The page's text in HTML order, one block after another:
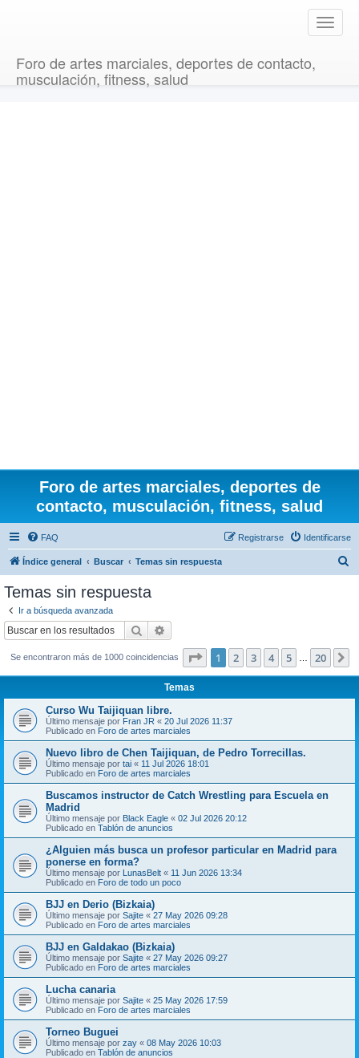
T
o
Foro de artes marciales, deportes de contacto,
musculación, fitness, salud
Foro de artes marciales, deportes de
contacto, musculación, fitness, salud
FAQ Identificarse
Registrarse
Índice general Buscar Temas sin respuesta
Temas sin respuesta
Ir a búsqueda avanzada
Buscar
Se encontraron más de 1000 coincidencias Página de 20
1 2 3 4 5 20
Temas
Curso Wu Taijiquan libre.
Último mensaje por Fran JR « 20 Jul 2026 11:37
Publicado en Foro de artes marciales
Nuevo libro de Chen Taijiquan, de Pedro Torrecillas.
Último mensaje por tai « 11 Jul 2026 18:01
Publicado en Foro de artes marciales
Buscamos instructor de Catch Wrestling para Escuela en
Madrid
Último mensaje por Black Eagle « 02 Jul 2026 20:12
Publicado en Tablón de anuncios
¿Alguien más busca un profesor particular en Madrid para
ponerse en forma?
Último mensaje por LunasBelt « 11 Jun 2026 13:34
Publicado en Foro de todo un poco
BJJ en Derio (Bizkaia)
Último mensaje por Sajite « 27 May 2026 09:28
Publicado en Foro de artes marciales
BJJ en Galdakao (Bizkaia)
Último mensaje por Sajite « 27 May 2026 09:27
Publicado en Foro de artes marciales
Lucha canaria
Último mensaje por Sajite « 25 May 2026 17:59
Publicado en Foro de artes marciales
Torneo Buguei
Último mensaje por zay « 08 May 2026 10:03
Publicado en Tablón de anuncios